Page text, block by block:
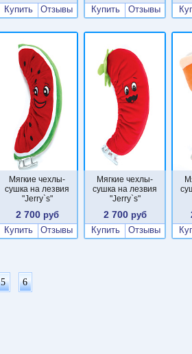
Купить
Отзывы
Купить
Отзывы
Мягкие чехлы-
сушка на лезвия
"Jerry`s"
2 700 руб
Купить
Отзывы
Мягкие чехлы-
сушка на лезвия
"Jerry`s"
2 700руб
Купить
Отзывы
5 6